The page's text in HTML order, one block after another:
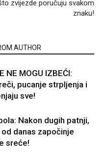
zvijezde poručuju svakom
znaku!
AUTHOR
NE MOGU IZBEĆI:
pucanje strpljenja i
sve!
Nakon dugih patnji,
danas započinje
sreće!